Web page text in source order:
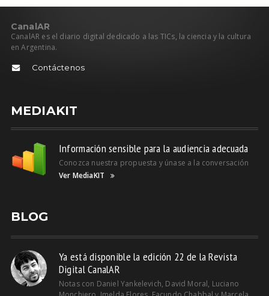
CanalAR
CanalAR es el diario digital dedicado a las TICs, la ciencia y la cultura
en Argentina.
Contáctenos
MEDIAKIT
Información sensible para la audiencia adecuada
Conozca nuestra propuesta y únase a la conversación
Ver MediaKIT
BLOG
Ya está disponible la edición 22 de la Revista
Digital CanalAR
Notas con Daniel Yankelevich, David Moral, Luciano